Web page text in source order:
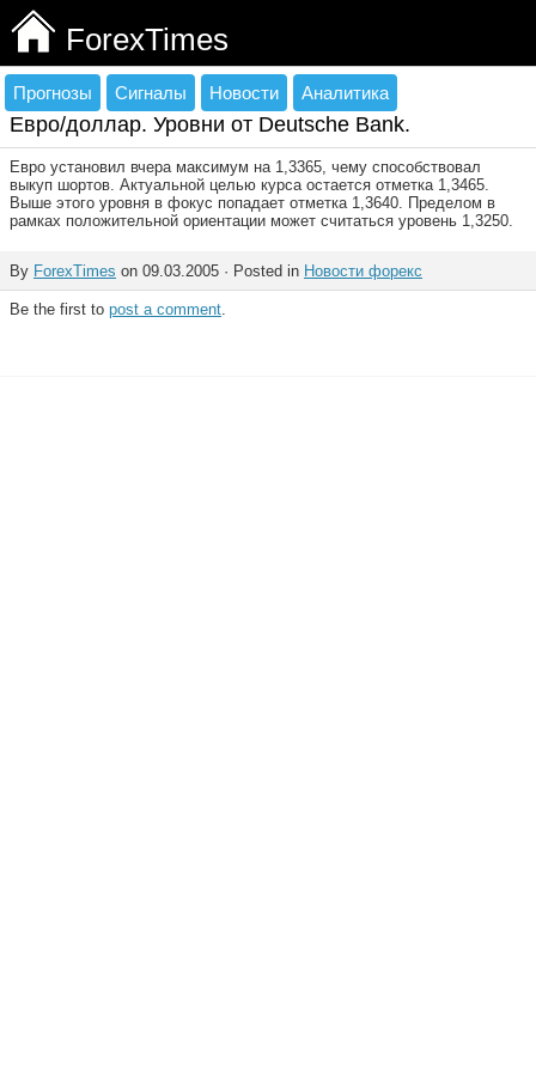
ForexTimes
Прогнозы Сигналы Новости Аналитика
Евро/доллар. Уровни от Deutsche Bank.
Евро установил вчера максимум на 1,3365, чему способствовал
выкуп шортов. Актуальной целью курса остается отметка 1,3465.
Выше этого уровня в фокус попадает отметка 1,3640. Пределом в
рамках положительной ориентации может считаться уровень 1,3250.
By ForexTimes on 09.03.2005 · Posted in Новости форекс
Be the first to post a comment.